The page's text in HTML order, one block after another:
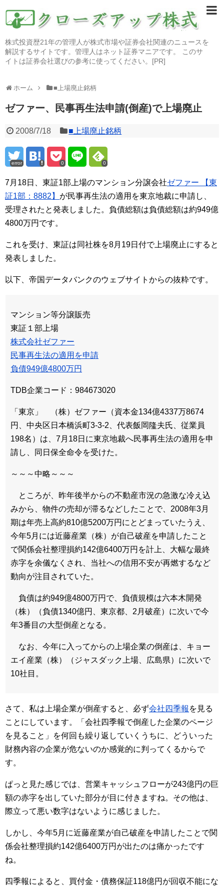
株式投資歴21年の管理人が株式市場や証券会社関連のニュースを
解説するサイトです。管理人はネット証券マニアです。 このサ
イトは証券会社選びの参考に使ってください。[PR]
ホーム ■上場廃止銘柄
ゼファー、民事再生法申請(倒産)で上場廃止
2008/7/18 ■上場廃止銘柄
error 0 0
7月18日、東証1部上場のマンション分譲会社ゼファー 【東
証1部：8882】 が民事再生法の適用を東京地裁に申請し、
受理されたと発表しました。負債総額は負債総額は約949億
4800万円です。
これを受け、東証は同社株を8月19日付で上場廃止にすると
発表しました。
以下、帝国データバンクのウェブサイトからの抜粋です。
マンション等分譲販売
東証１部上場
株式会社ゼファー
民事再生法の適用を申請
負債949億4800万円
TDB企業コード：984673020
「東京」 （株）ゼファー（資本金134億4337万8674
円、中央区日本橋浜町3-3-2、代表飯岡隆夫氏、従業員
198名）は、7月18日に東京地裁へ民事再生法の適用を申
請し、同日保全命令を受けた。
～～～中略～～～
ところが、昨年後半からの不動産市況の急激な冷え込
みから、物件の売却が滞るなどしたことで、2008年3月
期は年売上高約810億5200万円にとどまっていたうえ、
今年5月には近藤産業（株）が自己破産を申請したこと
で関係会社整理損約142億6400万円を計上、大幅な最終
赤字を余儀なくされ、当社への信用不安が再燃するなど
動向が注目されていた。
負債は約949億4800万円で、負債規模は六本木開発
（株）（負債1340億円、東京都、2月破産）に次いで今
年3番目の大型倒産となる。
なお、今年に入ってからの上場企業の倒産は、キョー
エイ産業（株）（ジャスダック上場、広島県）に次いで
10社目。
さて、私は上場企業が倒産すると、必ず会社四季報 を見る
ことにしています。「会社四季報で倒産した企業のページ
を見ること」を何回も繰り返していくうちに、どういった
財務内容の企業が危ないのか感覚的に判ってくるからで
す。
ぱっと見た感じでは、営業キャッシュフローが243億円の巨
額の赤字を出していた部分が目に付きますね。その他は、
際立って悪い数字はないように感じました。
しかし、今年5月に近藤産業が自己破産を申請したことで関
係会社整理損約142億6400万円が出たのは痛かったです
ね。
四季報によると、買付金・債務保証118億円が回収不能にな